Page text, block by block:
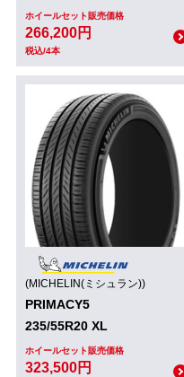
ホイールセット販売価格
266,200円
税込/4本
(MICHELIN(ミシュラン))
PRIMACY5
235/55R20 XL
ホイールセット販売価格
323,500円